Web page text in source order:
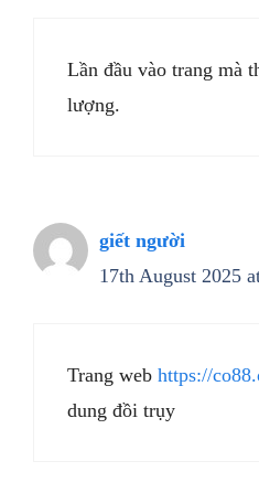
Lần đầu vào trang mà
lượng.
giết người
17th August 2025
Trang web https://
dung đồi trụy